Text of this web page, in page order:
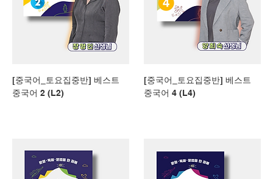
[중국어_토요집중반] 베스트
중국어 2 (L2)
[중국어_토요집중반] 베스트
중국어 4 (L4)